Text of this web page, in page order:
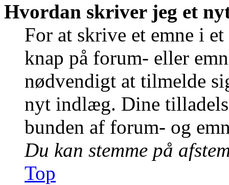
Hvordan skriver jeg et
For at skrive et emne i
knap på forum- eller
nødvendigt at tilmelde
nyt indlæg. Dine
bunden af forum- og
Du kan stemme på
Top